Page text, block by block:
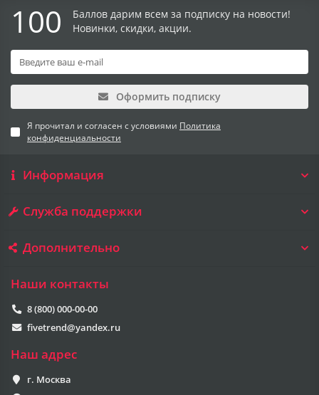
100
Баллов дарим всем за подписку на новости!
Новинки, скидки, акции.
Оформить подписку
Я прочитал и согласен с условиями Политика
конфиденциальности
Информация
Служба поддержки
Дополнительно
Наши контакты
8 (800) 000-00-00
fivetrend@yandex.ru
Наш адрес
г. Москва